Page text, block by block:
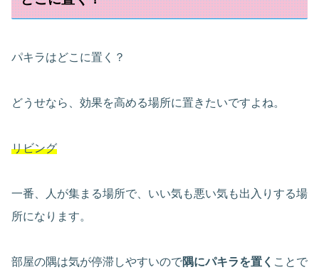
パキラはどこに置く？
どうせなら、効果を高める場所に置きたいですよね。
リビング
一番、人が集まる場所で、いい気も悪い気も出入りする場
所になります。
部屋の隅は気が停滞しやすいので隅にパキラを置く ことで